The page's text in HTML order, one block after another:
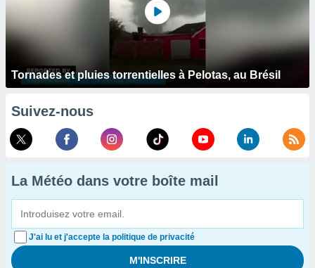
Tornades et pluies torrentielles à Pelotas, au Brésil
Suivez-nous
La Météo dans votre boîte mail
J'ai lu et j'accepte la politique de privacité